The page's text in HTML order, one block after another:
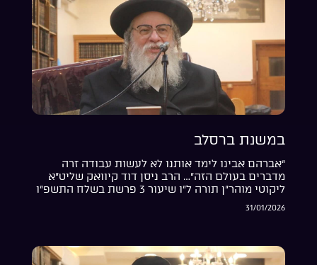
במשנת ברסלב
“אברהם אבינו לימד אותנו לא לעשות עבודה זרה
מדברים בעולם הזה”… הרב ניסן דוד קיוואק שליט”א
ליקוטי מוהר”ן תורה ל”ו שיעור 3 פרשת בשלח התשפ”ו
31/01/2026